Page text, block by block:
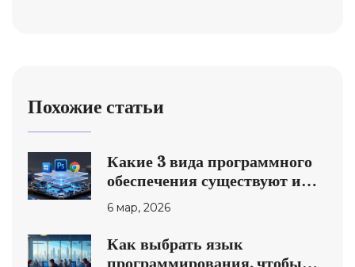
Похожие статьи
Какие 3 вида программного
обеспечения существуют и
чем они отличаются
6 мар, 2026
Как выбрать язык